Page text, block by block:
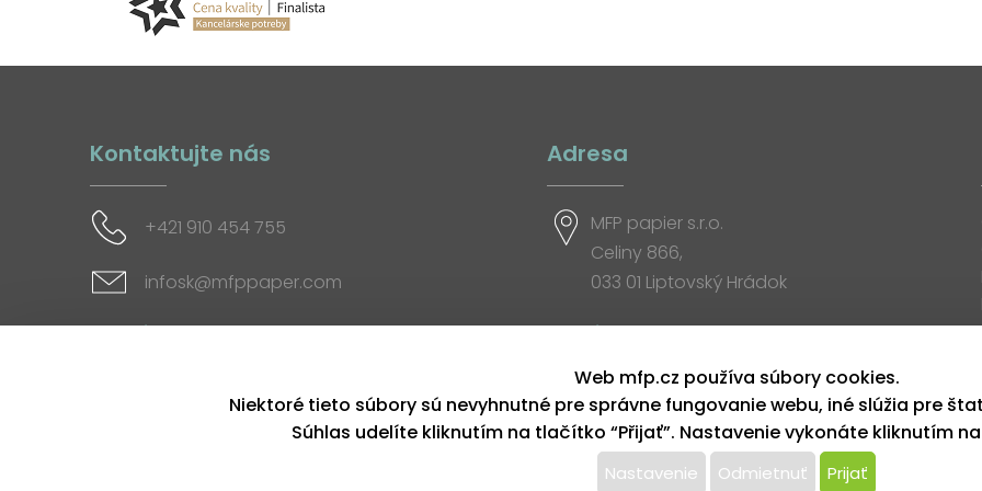
Kontaktujte nás
+421 910 454 755
infosk@mfppaper.com
Sociálne siete
Adresa
MFP papier s.r.o.
Celiny 866,
033 01 Liptovský Hrádok
Otváracia doba
Web mfp.cz používa súbory cookies.
Niektoré tieto súbory sú nevyhnutné pre správne fungovanie webu, iné slúžia pre
Súhlas udelíte kliknutím na tlačítko “Přijať”. Nastavenie vykonáte kliknutím
Nastavenie Odmietnuť Prijať